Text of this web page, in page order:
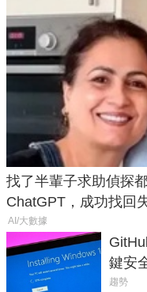
找了半輩子求助偵探
ChatGPT，成功找回
AI/大數據
鍵安
體與
趨勢